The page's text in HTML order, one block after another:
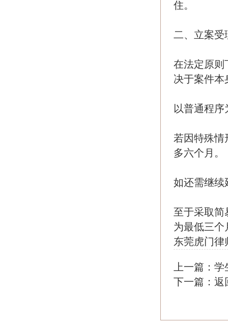
住。
二、立案受
在法定原则
决于案件本
以普通程
若因特殊情
多六个月。
如还需继续
至于采取简
为最低三个
东莞虎门律
上一篇： 学
下一篇： 返